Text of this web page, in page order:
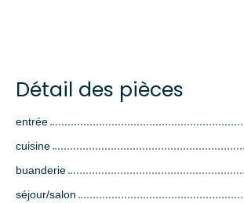
Détail des pièces
entrée
cuisine
buanderie
séjour/salon